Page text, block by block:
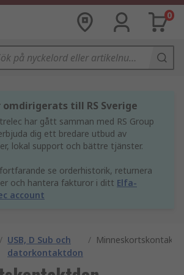
0
omdirigerats till RS Sverige
har gått samman med RS Group
dig ett bredare utbud av
lokal support och bättre tjänster.
se orderhistorik, returnera
och hantera fakturor i ditt Elfa-
account
/ USB, D Sub och
datorkontaktdon
/